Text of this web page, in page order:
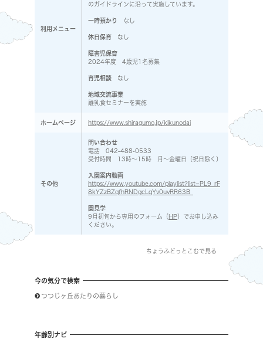
利用メニュー
のガイドラインに沿って実施しています。
一時預かり なし
休日保育 なし
障害児保育
2024年度 4歳児1名募集
育児相談 なし
地域交流事業
離乳食セミナーを実施
ホームページ https://www.shiragumo.jp/kikunodai
その他
問い合わせ
電話 042-488-0533
受付時間 13時〜15時 月～金曜日（祝日除く）
入園案内動画
https://www.youtube.com/playlist?list=PL9_rF
8kYZzBZqfhRNDgcLqYv0uvRR63B_
園見学
9月初旬から専用のフォーム（ HP）でお申し込み
ください。
ちょうふどっとこむで見る
今の気分で検索
つつじヶ丘あたりの暮らし
年齢別ナビ